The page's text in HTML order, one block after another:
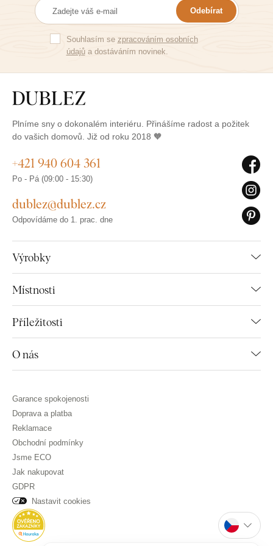
Odebírat
Souhlasím se zpracováním osobních
údajůa dostáváním novinek.
Plníme sny o dokonalém interiéru. Přinášíme radost a požitek
do vašich domovů. Již od roku 2018 🧡
Výrobky
Místnosti
Příležitosti
O nás
+421 940 604 361
Po - Pá (09:00 - 15:30)
dublez@dublez.cz
Odpovídáme do 1. prac. dne
Garance spokojenosti
Doprava a platba
Reklamace
Obchodní podmínky
Jsme ECO
Jak nakupovat
GDPR
Nastavit cookies